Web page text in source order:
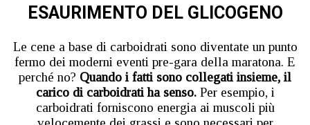
ESAURIMENTO DEL GLICOGENO
Le cene a base di carboidrati sono diventate un punto
fermo dei moderni eventi pre-gara della maratona. E
perché no? Quando i fatti sono collegati insieme, il
carico di carboidrati ha senso.Per esempio, i
carboidrati forniscono energia ai muscoli più